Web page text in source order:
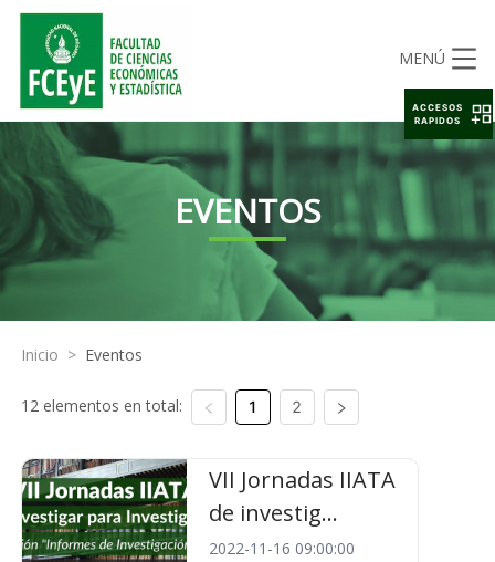
MENÚ
EVENTOS
Inicio > Eventos
12 elementos en total: 1 2
VII Jornadas IIATA
de investig...
2022-11-16 09:00:00
ACCESOS
RAPIDOS